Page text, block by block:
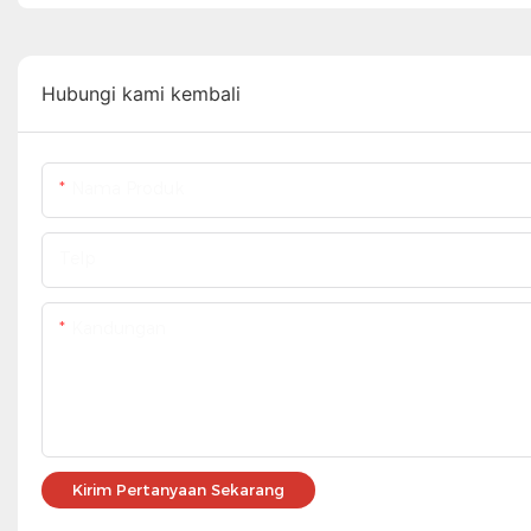
Hubungi kami kembali
Kirim Pertanyaan Sekarang